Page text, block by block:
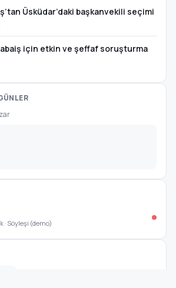
Üsküdar’daki başkanvekili seçimi
için etkin ve şeffaf soruşturma
· Söyleşi (demo)